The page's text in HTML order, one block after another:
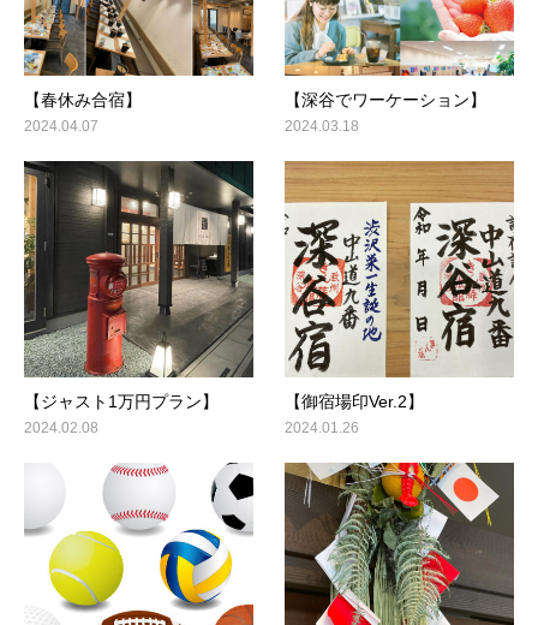
【春休み合宿】
2024.04.07
【深谷でワーケーション】
2024.03.18
【ジャスト1万円プラン】
2024.02.08
【御宿場印Ver.2】
2024.01.26